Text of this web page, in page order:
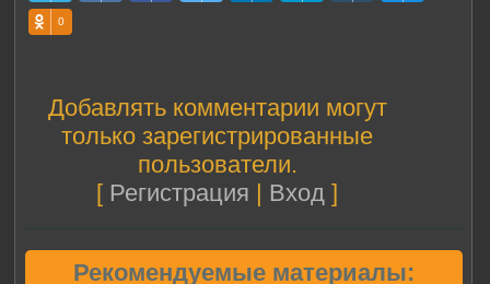
0
Добавлять комментарии могут
только зарегистрированные
пользователи.
[ Регистрация | Вход ]
Рекомендуемые материалы: